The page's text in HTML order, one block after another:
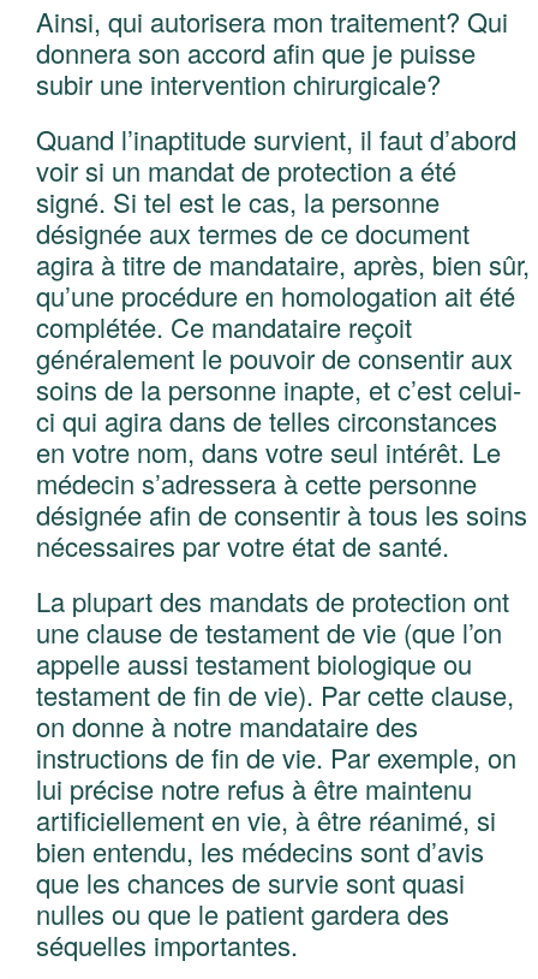
Ainsi, qui autorisera mon traitement? Qui
donnera son accord afin que je puisse
subir une intervention chirurgicale?
Quand l’inaptitude survient, il faut d’abord
voir si un mandat de protection a été
signé. Si tel est le cas, la personne
désignée aux termes de ce document
agira à titre de mandataire, après, bien sûr,
qu’une procédure en homologation ait été
complétée. Ce mandataire reçoit
généralement le pouvoir de consentir aux
soins de la personne inapte, et c’est celui-
ci qui agira dans de telles circonstances
en votre nom, dans votre seul intérêt. Le
médecin s’adressera à cette personne
désignée afin de consentir à tous les soins
nécessaires par votre état de santé.
La plupart des mandats de protection ont
une clause de testament de vie (que l’on
appelle aussi testament biologique ou
testament de fin de vie). Par cette clause,
on donne à notre mandataire des
instructions de fin de vie. Par exemple, on
lui précise notre refus à être maintenu
artificiellement en vie, à être réanimé, si
bien entendu, les médecins sont d’avis
que les chances de survie sont quasi
nulles ou que le patient gardera des
séquelles importantes.